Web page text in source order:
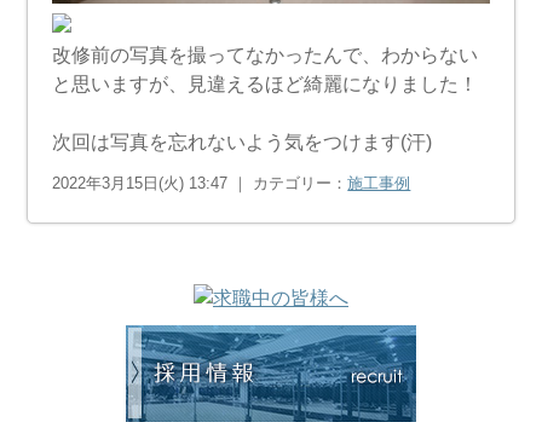
改修前の写真を撮ってなかったんで、わからない
と思いますが、見違えるほど綺麗になりました！
次回は写真を忘れないよう気をつけます(汗)
2022年3月15日(火) 13:47 ｜ カテゴリー：施工事例